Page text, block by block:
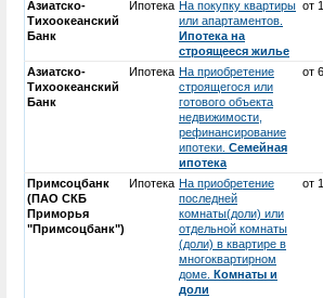
Азиатско-
Тихоокеанский
Банк
Ипотека На покупку квартиры
или апартаментов.
Ипотека на
строящееся жилье
от
Азиатско-
Тихоокеанский
Банк
Ипотека На приобретение
строящегося или
готового объекта
недвижимости,
рефинансирование
ипотеки. Семейная
ипотека
от
Примсоцбанк
(ПАО СКБ
Приморья
"Примсоцбанк")
Ипотека На приобретение
последней
комнаты(доли) или
отдельной комнаты
(доли) в квартире в
многоквартирном
доме. Комнаты и
доли
от